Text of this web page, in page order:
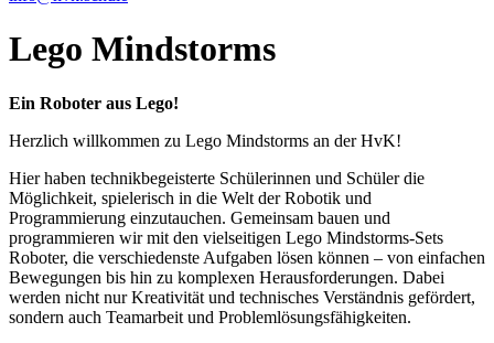
Lego Mindstorms
Ein Roboter aus Lego!
Herzlich willkommen zu Lego Mindstorms an der HvK!
Hier haben technikbegeisterte Schülerinnen und Schüler die
Möglichkeit, spielerisch in die Welt der Robotik und
Programmierung einzutauchen. Gemeinsam bauen und
programmieren wir mit den vielseitigen Lego Mindstorms-Sets
Roboter, die verschiedenste Aufgaben lösen können – von einfachen
Bewegungen bis hin zu komplexen Herausforderungen. Dabei
werden nicht nur Kreativität und technisches Verständnis gefördert,
sondern auch Teamarbeit und Problemlösungsfähigkeiten.